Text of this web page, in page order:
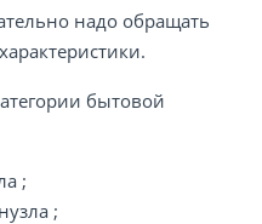
надо обращать
бытовой
;
;